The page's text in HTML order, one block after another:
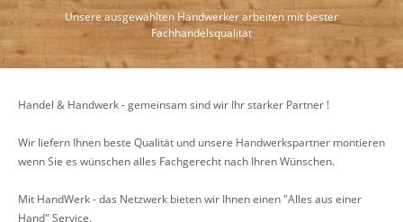
Unsere ausgewählten Handwerker arbeiten mit bester
Fachhandelsqualität
Handel & Handwerk - gemeinsam sind wir Ihr starker Partner !
Wir liefern Ihnen beste Qualität und unsere Handwerkspartner montieren
wenn Sie es wünschen alles Fachgerecht nach Ihren Wünschen.
Mit HandWerk - das Netzwerk bieten wir Ihnen einen "Alles aus einer
Hand" Service.